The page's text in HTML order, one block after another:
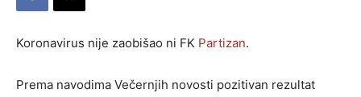
Koronavirus nije zaobišao ni FK Partizan.
Prema navodima Večernjih novosti pozitivan rezultat